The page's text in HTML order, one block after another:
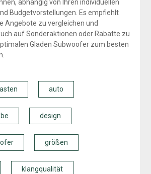
abhängig von Ihren individuellen
Budgetvorstellungen. Es empfiehlt
Angebote zu vergleichen und
auf Sonderaktionen oder Rabatte zu
Gladen Subwoofer zum besten
auto
design
größen
klangqualität